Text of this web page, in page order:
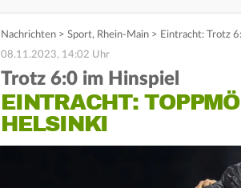
Nachrichten > Sport, Rhein-Main > Eintracht: Trotz
08.11.2023, 14:02 Uhr
Trotz 6:0 im Hinspiel
EINTRACHT:
HELSINKI